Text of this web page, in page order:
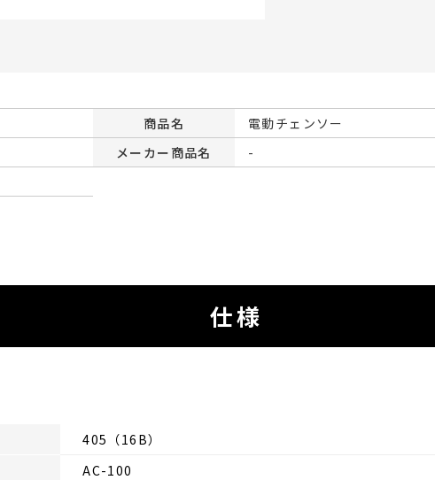
商品名
電動チェンソー
メーカー商品名
-
仕様
405（16B）
AC-100